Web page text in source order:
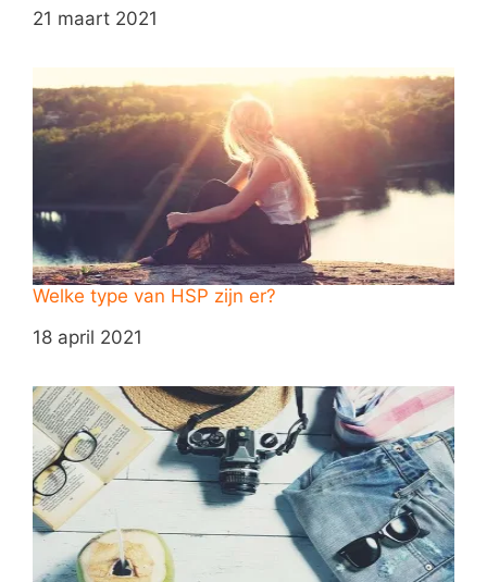
Datum
21 maart 2021
Welke type van HSP zijn er?
Datum
18 april 2021